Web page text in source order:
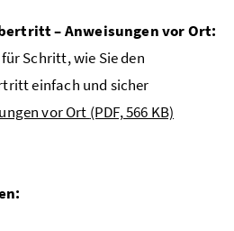
– Anweisungen vor Ort:
Schritt, wie Sie den
einfach und sicher
vor Ort (PDF, 566 KB)